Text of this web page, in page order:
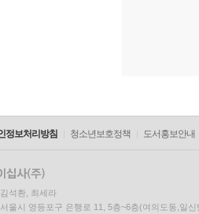
정보처리방침 청소년보호정책 도서홍보안내
석환, 최세라
울시 영등포구 은행로 11, 5층~6층(여의도동,일신